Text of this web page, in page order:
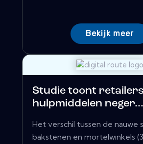
Bekijk meer
Studie toont
hulpmiddelen neger...
Het verschil tussen de nauwe
bakstenen en mortelwinkels